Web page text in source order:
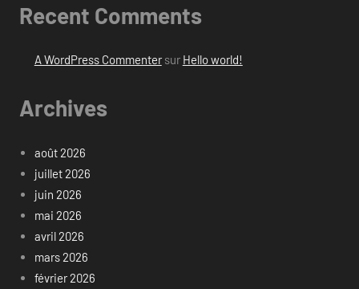
Recent Comments
A WordPress Commentersur Hello world!
Archives
août 2026
juillet 2026
juin 2026
mai 2026
avril 2026
mars 2026
février 2026